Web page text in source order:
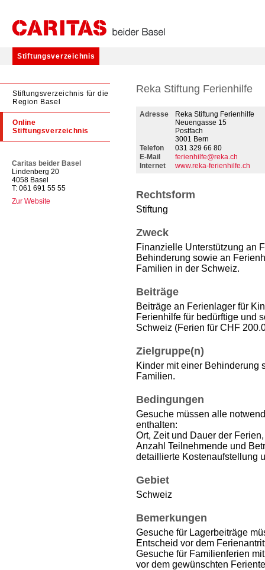
Stiftungsverzeichnis
Stiftungsverzeichnis für die
Region Basel
Online
Stiftungsverzeichnis
Caritas beider Basel
Lindenberg 20
4058 Basel
T: 061 691 55 55
Zur Website
Reka Stiftung Ferienhilfe
Adresse
Reka Stiftung Ferienhilfe
Neuengasse 15
Postfach
3001 Bern
Telefon
031 329 66 80
E-Mail
ferienhilfe@reka.ch
Internet
www.reka-ferienhilfe.ch
Rechtsform
Stiftung
Zweck
Finanzielle Unterstützung an
Behinderung sowie an
Familien in der Schweiz.
Beiträge
Beiträge an Ferienlager für
Ferienhilfe für bedürftige und
Schweiz (Ferien für CHF
Zielgruppe(n)
Kinder mit einer Behinderung
Familien.
Bedingungen
Gesuche müssen alle
enthalten:
Ort, Zeit und Dauer der Ferien,
Anzahl Teilnehmende und
detaillierte Kostenaufstellung
Gebiet
Schweiz
Bemerkungen
Gesuche für Lagerbeiträge
Entscheid vor dem
Gesuche für Familienferien
vor dem gewünschten